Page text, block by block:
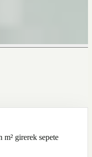
girerek sepete